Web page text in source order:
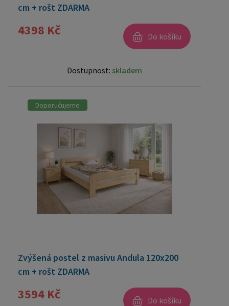
cm + rošt ZDARMA
4398 Kč Do košíku
Dostupnost: skladem
Doporučujeme
Zvýšená postel z masivu Andula 120x200
cm + rošt ZDARMA
3594 Kč Do košíku